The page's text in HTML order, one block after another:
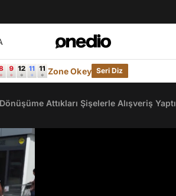
Zone Okey Seri Diz
Attıkları Şişelerle Alışveriş Yaptı